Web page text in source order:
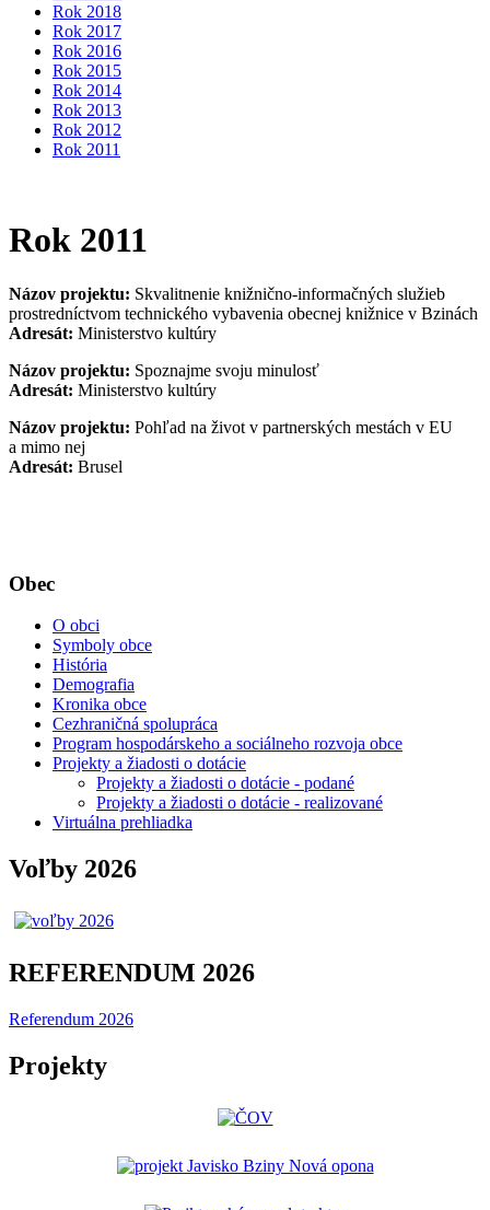
Rok 2018
Rok 2017
Rok 2016
Rok 2015
Rok 2014
Rok 2013
Rok 2012
Rok 2011
Rok 2011
Názov projektu: Skvalitnenie knižnično-informačných služieb
prostredníctvom technického vybavenia obecnej knižnice v Bzinách
Adresát: Ministerstvo kultúry
Názov projektu: Spoznajme svoju minulosť
Adresát: Ministerstvo kultúry
Názov projektu: Pohľad na život v partnerských mestách v EU
a mimo nej
Adresát: Brusel
Obec
O obci
Symboly obce
História
Demografia
Kronika obce
Cezhraničná spolupráca
Program hospodárskeho a sociálneho rozvoja obce
Projekty a žiadosti o dotácie
Projekty a žiadosti o dotácie - podané
Projekty a žiadosti o dotácie - realizované
Virtuálna prehliadka
Voľby 2026
REFERENDUM 2026
Referendum 2026
Projekty